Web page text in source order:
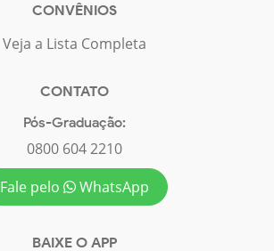
CONVÊNIOS
Veja a Lista Completa
CONTATO
Pós-Graduação:
0800 604 2210
Fale pelo
WhatsApp
BAIXE O APP